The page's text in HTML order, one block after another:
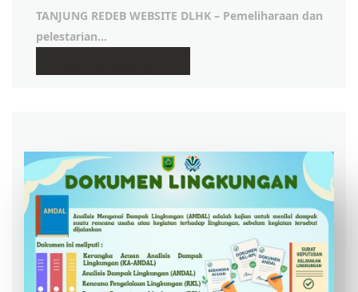
TANJUNG REDEB WEBSITE DLHK – Pemeliharaan dan
pelestarian...